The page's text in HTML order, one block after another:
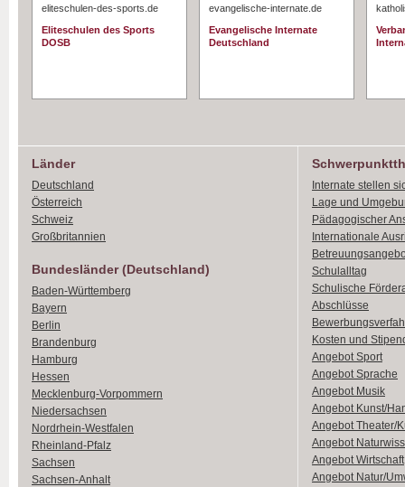
eliteschulen-des-sports.de
Eliteschulen des Sports
DOSB
evangelische-internate.de
Evangelische Internate
Deutschland
Länder
Deutschland
Österreich
Schweiz
Großbritannien
Bundesländer (Deutschland)
Baden-Württemberg
Bayern
Berlin
Brandenburg
Hamburg
Hessen
Mecklenburg-Vorpommern
Niedersachsen
Nordrhein-Westfalen
Rheinland-Pfalz
Sachsen
Sachsen-Anhalt
Internate stellen
Lage und
Pädagogischer
Internationale
Schulalltag
Schulische
Abschlüsse
Kosten und
Angebot Sport
Angebot Sprache
Angebot Musik
Angebot Kunst/
Angebot Theater/
Angebot
Angebot Wirtschaft
Angebot Natur/